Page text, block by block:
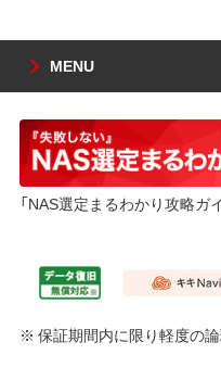
MENU
「NAS選定まるわかり攻略ガ
※ 保証期間内に限り軽度の論